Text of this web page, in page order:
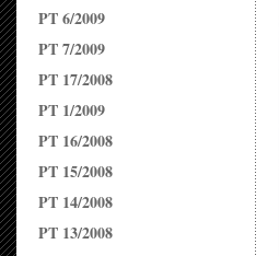
PT 6/2009
PT 7/2009
PT 17/2008
PT 1/2009
PT 16/2008
PT 15/2008
PT 14/2008
PT 13/2008